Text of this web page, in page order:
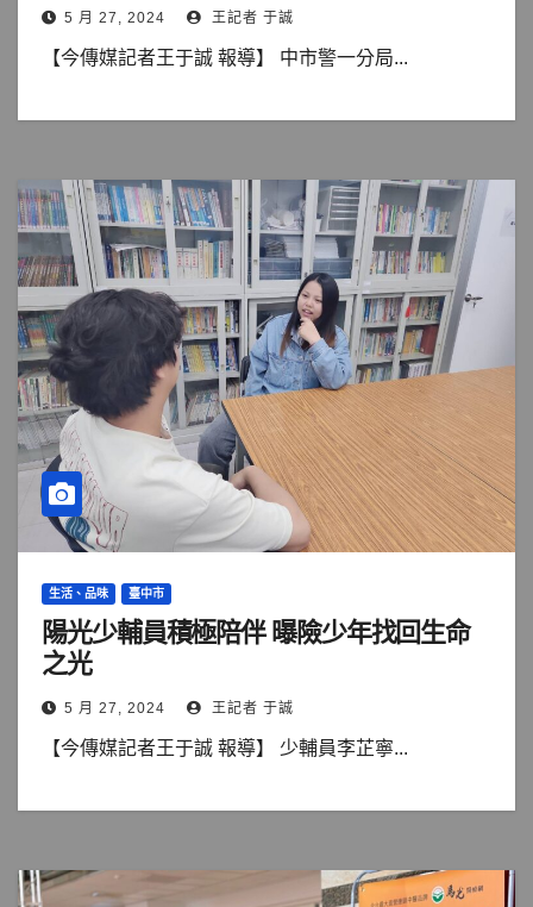
5 月 27, 2024 王記者 于誠
【今傳媒記者王于誠 報導】 中市警一分局...
生活、品味 臺中市
陽光少輔員積極陪伴 曝險少年找回生命
之光
5 月 27, 2024 王記者 于誠
【今傳媒記者王于誠 報導】 少輔員李芷寧...